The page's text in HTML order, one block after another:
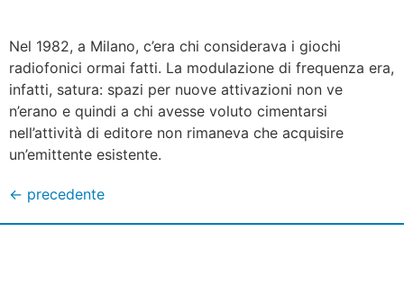
Nel 1982, a Milano, c’era chi considerava i giochi
radiofonici ormai fatti. La modulazione di frequenza era,
infatti, satura: spazi per nuove attivazioni non ve
n’erano e quindi a chi avesse voluto cimentarsi
nell’attività di editore non rimaneva che acquisire
un’emittente esistente.
← precedente